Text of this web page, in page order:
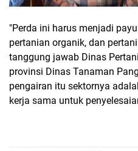
"Perda ini harus menjadi
pertanian organik, dan
tanggung jawab Dinas
provinsi Dinas Tanaman
pengairan itu sektornya
kerja sama untuk